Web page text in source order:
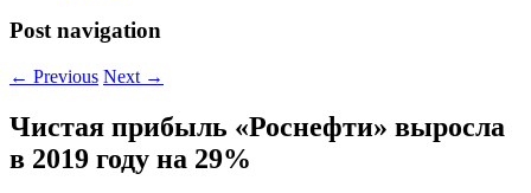
Post navigation
← Previous Next →
Чистая прибыль «Роснефти» выросла
в 2019 году на 29%